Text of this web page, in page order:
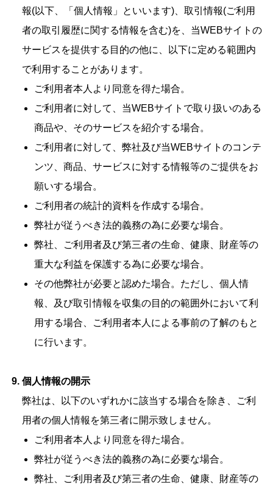
報(以下、「個人情報」といいます)、取引情報(ご利用
者の取引履歴に関する情報を含む)を、当WEBサイトの
サービスを提供する目的の他に、以下に定める範囲内
で利用することがあります。
ご利用者本人より同意を得た場合。
ご利用者に対して、当WEBサイトで取り扱いのある
商品や、そのサービスを紹介する場合。
ご利用者に対して、弊社及び当WEBサイトのコンテ
ンツ、商品、サービスに対する情報等のご提供をお
願いする場合。
ご利用者の統計的資料を作成する場合。
弊社が従うべき法的義務の為に必要な場合。
弊社、ご利用者及び第三者の生命、健康、財産等の
重大な利益を保護する為に必要な場合。
その他弊社が必要と認めた場合。ただし、個人情
報、及び取引情報を収集の目的の範囲外において利
用する場合、ご利用者本人による事前の了解のもと
に行います。
個人情報の開示
弊社は、以下のいずれかに該当する場合を除き、ご利
用者の個人情報を第三者に開示致しません。
ご利用者本人より同意を得た場合。
弊社が従うべき法的義務の為に必要な場合。
弊社、ご利用者及び第三者の生命、健康、財産等の